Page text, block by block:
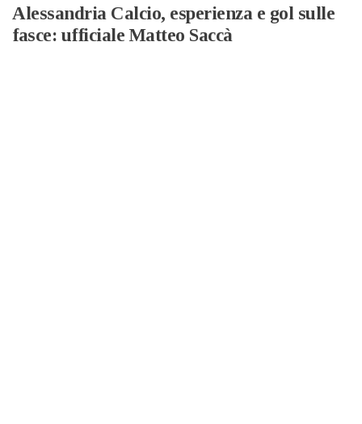
Alessandria Calcio, esperienza e gol sulle
fasce: ufficiale Matteo Saccà